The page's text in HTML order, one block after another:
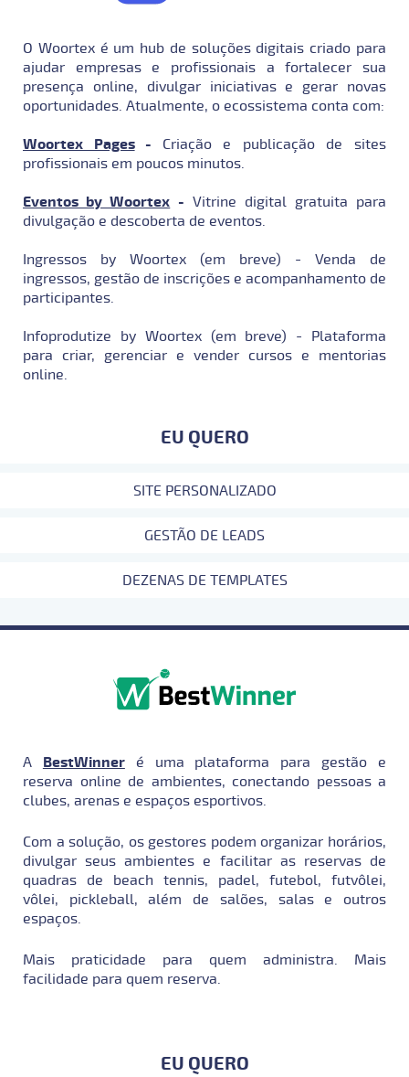
O Woortex é um hub de soluções digitais criado para
ajudar empresas e profissionais a fortalecer sua
presença online, divulgar iniciativas e gerar novas
oportunidades. Atualmente, o ecossistema conta com:
Woortex Pages- Criação e publicação de sites
profissionais em poucos minutos.
Eventos by Woortex - Vitrine digital gratuita para
divulgação e descoberta de eventos.
Ingressos by Woortex (em breve) - Venda de
ingressos, gestão de inscrições e acompanhamento de
participantes.
Infoprodutize by Woortex (em breve) - Plataforma
para criar, gerenciar e vender cursos e mentorias
online.
EU QUERO
SITE PERSONALIZADO
GESTÃO DE LEADS
DEZENAS DE TEMPLATES
A BestWinneré uma plataforma para gestão e
reserva online de ambientes, conectando pessoas a
clubes, arenas e espaços esportivos.
Com a solução, os gestores podem organizar horários,
divulgar seus ambientes e facilitar as reservas de
quadras de beach tennis, padel, futebol, futvôlei,
vôlei, pickleball, além de salões, salas e outros
espaços.
Mais praticidade para quem administra. Mais
facilidade para quem reserva.
EU QUERO